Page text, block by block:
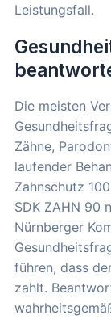
Leistungsfall.
Die meisten
Zähne,
laufender
Zahnschutz
SDK ZAHN 90
Nürnberger
führen, dass
zahlt.